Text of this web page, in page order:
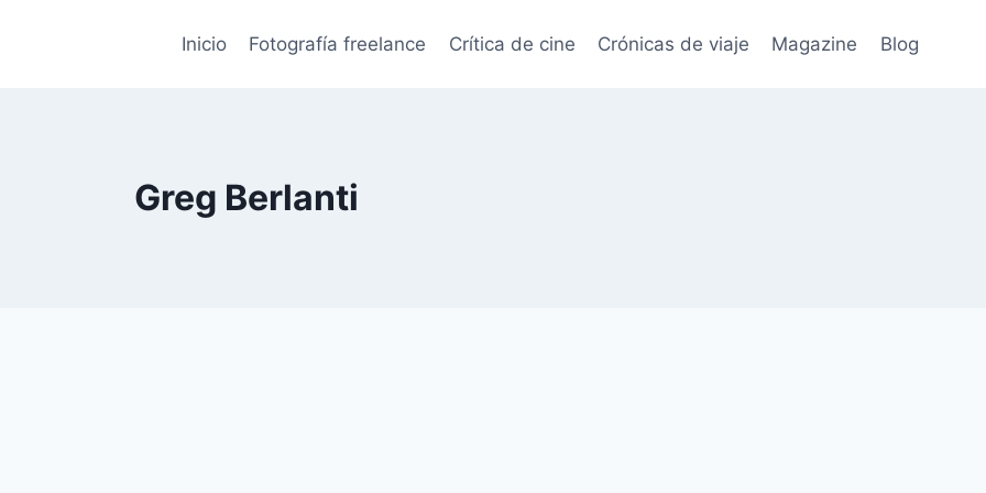
Inicio Fotografía freelance Crítica de cine Crónicas de viaje Magazine Blog
Greg Berlanti